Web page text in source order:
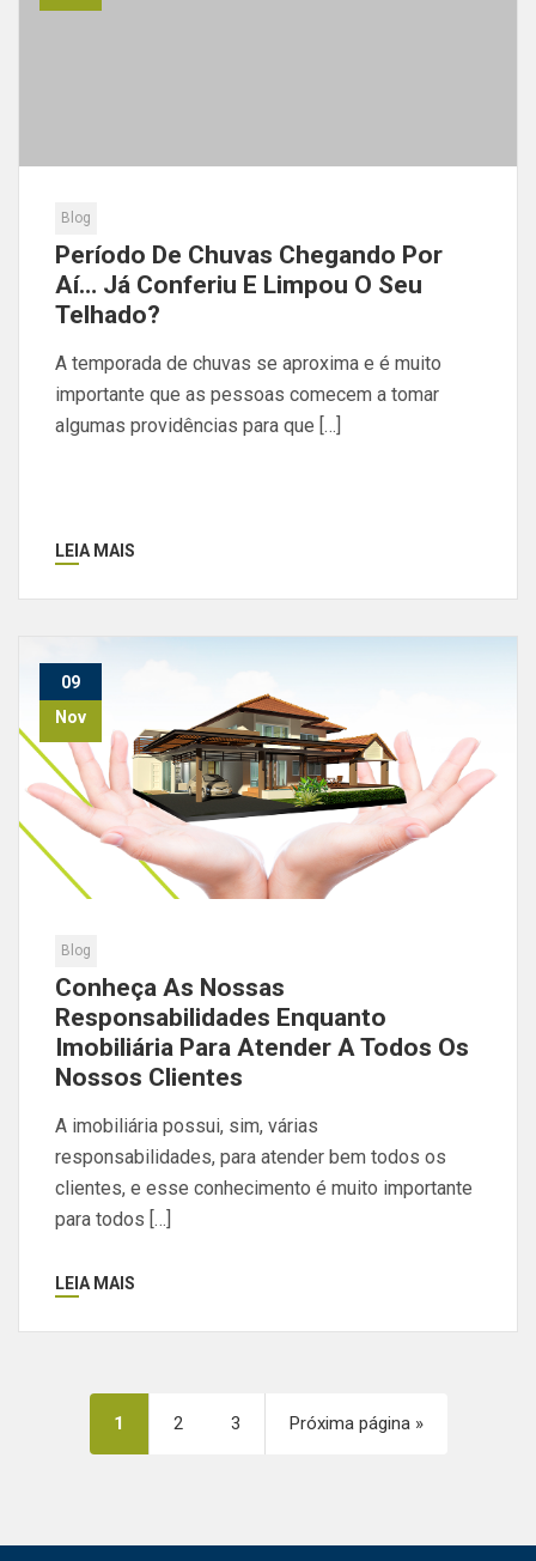
Blog
Período De Chuvas Chegando Por
Aí… Já Conferiu E Limpou O Seu
Telhado?
A temporada de chuvas se aproxima e é muito
importante que as pessoas comecem a tomar
algumas providências para que […]
LEIA MAIS
09
Nov
Blog
Conheça As Nossas
Responsabilidades Enquanto
Imobiliária Para Atender A Todos Os
Nossos Clientes
A imobiliária possui, sim, várias
responsabilidades, para atender bem todos os
clientes, e esse conhecimento é muito importante
para todos […]
LEIA MAIS
1 2 3 Próxima página »